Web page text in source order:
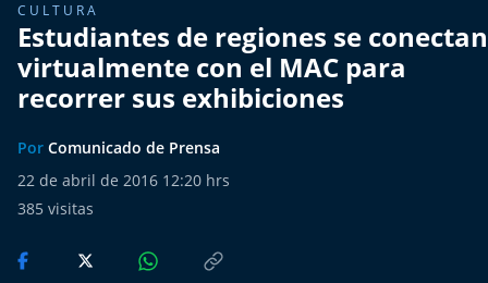
Efemérides
Del Fin del Mundo
Conexión Digital
CULTURA
Estudiantes de regiones se conectan
virtualmente con el MAC para
recorrer sus exhibiciones
Por Comunicado de Prensa
22 de abril de 2016 12:20 hrs
385 visitas